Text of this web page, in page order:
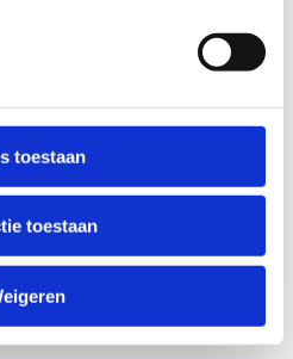
toestaan
toestaan